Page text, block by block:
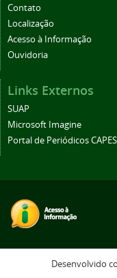
Contato
Localização
Acesso à Informação
Ouvidoria
Links Externos
SUAP
Microsoft Imagine
Portal de Periódicos
Desenvolvido